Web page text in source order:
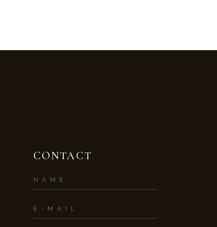
CONTACT